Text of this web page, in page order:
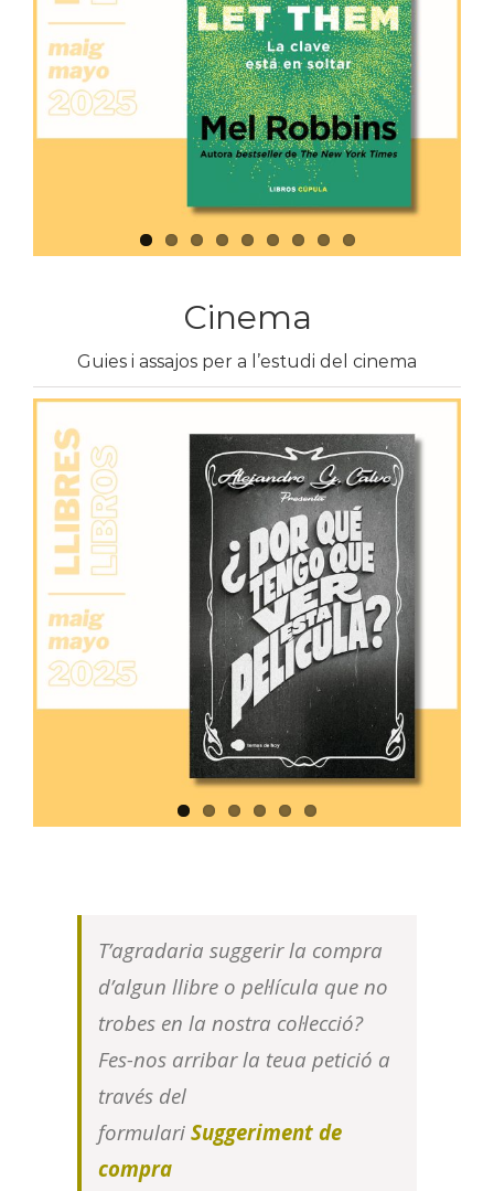
Cinema
Guies i assajos per a l’estudi del cinema
T’agradaria suggerir la compra
d’algun llibre o pel·lícula que no
trobes en la nostra col·lecció?
Fes-nos arribar la teua petició a
través del
formulari Suggeriment de
compra